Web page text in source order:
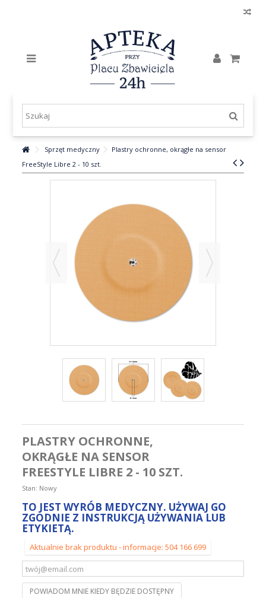
Sprzęt medyczny
Plastry ochronne, okrągłe na sensor
FreeStyle Libre 2 - 10 szt.
PLASTRY OCHRONNE,
OKRĄGŁE NA SENSOR
FREESTYLE LIBRE 2 - 10 SZT.
Stan: Nowy
TO JEST WYRÓB MEDYCZNY. UŻYWAJ GO
ZGODNIE Z INSTRUKCJĄ UŻYWANIA LUB
ETYKIETĄ.
Aktualnie brak produktu - informacje: 504 166 699
POWIADOM MNIE KIEDY BĘDZIE DOSTĘPNY